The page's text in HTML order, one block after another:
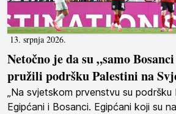
13. srpnja 2026.
Netočno je da su „samo
pružili podršku Palestini na
„Na svjetskom prvenstvu su
Egipćani i Bosanci. Egipćani koji su